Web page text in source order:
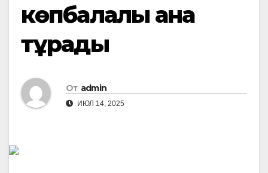
көпбалалы ана
тұрады
От admin
ИЮЛ 14, 2025